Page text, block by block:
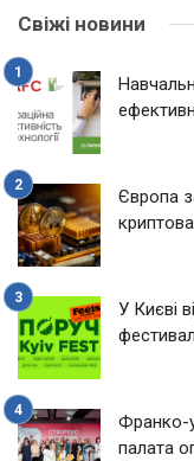
Свіжі новини
Європа
У Києві
Франко-
палата